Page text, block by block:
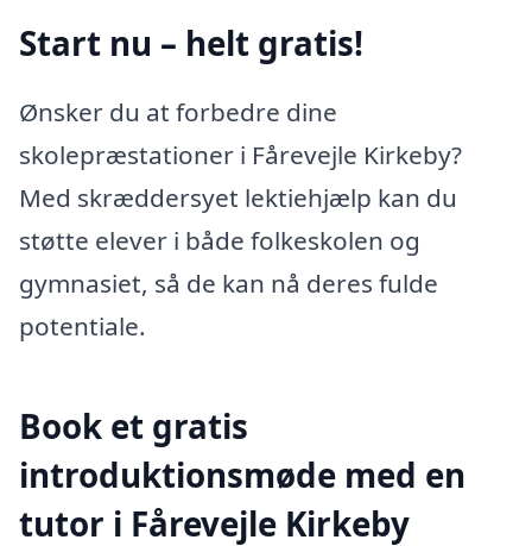
Start nu – helt gratis!
Ønsker du at forbedre dine
skolepræstationer i Fårevejle Kirkeby?
Med skræddersyet lektiehjælp kan du
støtte elever i både folkeskolen og
gymnasiet, så de kan nå deres fulde
potentiale.
Book et gratis
introduktionsmøde med en
tutor i Fårevejle Kirkeby